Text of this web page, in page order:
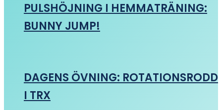
PULSHÖJNING I HEMMATRÄNING:
BUNNY JUMP!
DAGENS ÖVNING: ROTATIONSRODD
I TRX